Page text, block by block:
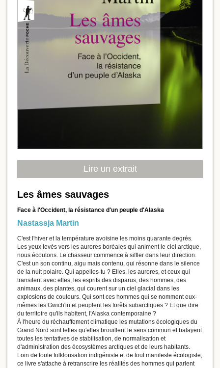
Lire un extrait
Les âmes sauvages
Face à l'Occident, la résistance d'un peuple d'Alaska
Nastassja Martin
C'est l'hiver et la température avoisine les moins quarante degrés.
Les yeux levés vers les aurores boréales qui animent le ciel arctique,
nous écoutons. Le chasseur commence à siffler dans leur direction.
C'est un son continu, aigu mais contenu, qui résonne dans le silence
de la nuit polaire. Qui appelles-tu ? Elles, les aurores, et ceux qui
transitent avec elles, les esprits des disparus, des hommes, des
animaux, des plantes, qui courent sur un ciel glacial dans les
explosions de couleurs. Qui sont ces hommes qui se nomment eux-
mêmes les Gwich'in et peuplent les forêts subarctiques ? Et que dire
du territoire qu'ils habitent, l'Alaska contemporaine ?
À l'heure du réchauffement climatique les mutations écologiques du
Grand Nord sont telles qu'elles brouillent le sens commun et balayent
toutes les tentatives de stabilisation, de normalisation et
d'administration des écosystèmes arctiques et de leurs habitants.
Loin de toute folklorisation indigéniste et de tout manifeste écologiste,
ce livre s'attache à retranscrire les réalités des hommes qui parlent